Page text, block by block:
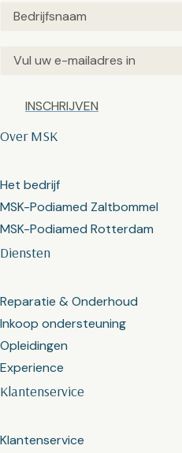
Klantenservice
Klantenservice
Diensten
Reparatie & Onderhoud
Inkoop ondersteuning
Opleidingen
Experience
Over MSK
Het bedrijf
MSK-Podiamed Zaltbommel
MSK-Podiamed Rotterdam
Untitled(Vereist)
Email(Vereist)
Captcha